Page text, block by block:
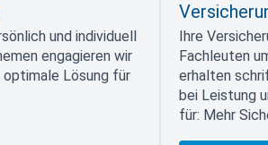
und individuell
engagieren wir
optimale Lösung für
Ihre
Fachleuten
erhalten
bei Leistung
für: Mehr